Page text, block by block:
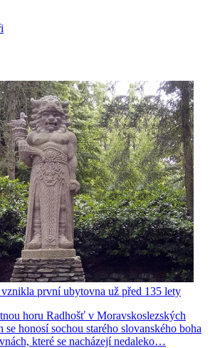
první ubytovna už před 135 lety
horu Radhošť v Moravskoslezských
honosí sochou starého slovanského boha
které se nacházejí nedaleko…